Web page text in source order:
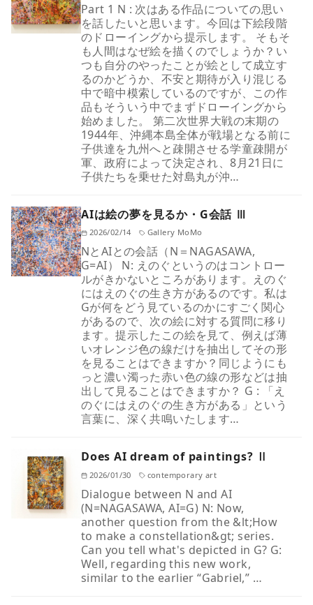
Part 1 N : 次はある作品についての思い
を話したいと思います。今回は下絵段階
のドローイングから提示します。 そもそ
も人間はなぜ絵を描くのでしょうか？い
つも自分のやったことが絵として成立す
るのかどうか、不安と期待が入り混じる
中で暗中模索しているのですが、この作
品もそういう中でまずドローイングから
始めました。 第二次世界大戦の末期の
1944年、沖縄本島全体が戦場となる前に
子供達を九州へと疎開させる学童疎開が
軍、政府によって決定され、8月21日に
子供たちを乗せた対島丸が沖…
AIは絵の夢を見るか・G会話 Ⅲ
2026/02/14 Gallery MoMo
NとAIとの会話（N＝NAGASAWA,
G=AI） N: えのぐというのはコントロー
ルがきかないところがあります。えのぐ
にはえのぐの生き方があるのです。私は
Gが何をどう見ているのかにすごく関心
があるので、次の絵に対する質問に移り
ます。提示したこの絵を見て、例えば薄
いオレンジ色の線だけを抽出してその形
を見ることはできますか？同じようにも
っと濃い濁った赤い色の線の形などは抽
出して見ることはできますか？ G : 「え
のぐにはえのぐの生き方がある」という
言葉に、深く共鳴いたします…
Does AI dream of paintings? Ⅱ
2026/01/30 contemporary art
Dialogue between N and AI
(N=NAGASAWA, AI=G) N: Now,
another question from the &lt;How
to make a constellation&gt; series.
Can you tell what's depicted in G? G:
Well, regarding this new work,
similar to the earlier “Gabriel,” …